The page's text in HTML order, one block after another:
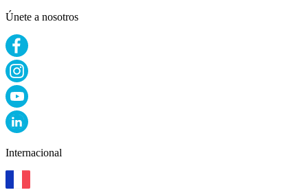
Únete a nosotros
Internacional